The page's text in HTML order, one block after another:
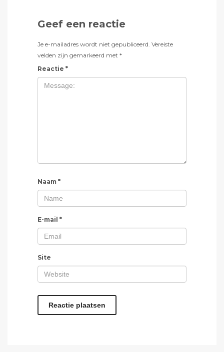
Geef een reactie
Je e-mailadres wordt niet gepubliceerd. Vereiste
velden zijn gemarkeerd met *
Reactie *
Naam *
E-mail *
Site